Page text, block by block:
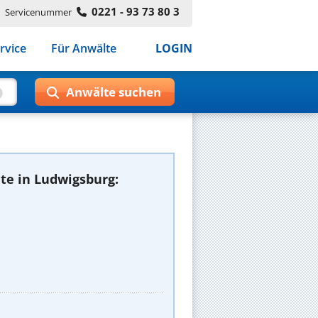
Servicenummer 0221 - 93 73 80 3
Für Anwälte LOGIN
in Ludwigsburg: